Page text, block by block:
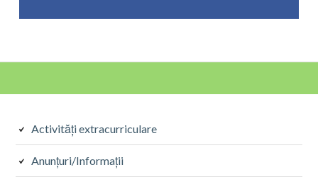
Activități extracurriculare
Anunțuri/Informații